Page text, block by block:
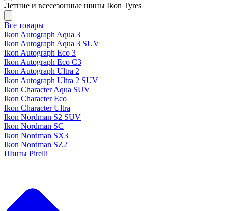
Летние и всесезонные шины Ikon Tyres
Все товары
Ikon Autograph Aqua 3
Ikon Autograph Aqua 3 SUV
Ikon Autograph Eco 3
Ikon Autograph Eco C3
Ikon Autograph Ultra 2
Ikon Autograph Ultra 2 SUV
Ikon Character Aqua SUV
Ikon Character Eco
Ikon Character Ultra
Ikon Nordman S2 SUV
Ikon Nordman SC
Ikon Nordman SX3
Ikon Nordman SZ2
Шины Pirelli